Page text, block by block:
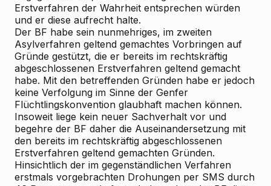
Erstverfahren der Wahrheit entsprechen würden
und er diese aufrecht halte.
Der BF habe sein nunmehriges, im zweiten
Asylverfahren geltend gemachtes Vorbringen auf
Gründe gestützt, die er bereits im rechtskräftig
abgeschlossenen Erstverfahren geltend gemacht
habe. Mit den betreffenden Gründen habe er jedoch
keine Verfolgung im Sinne der Genfer
Flüchtlingskonvention glaubhaft machen können.
Insoweit liege kein neuer Sachverhalt vor und
begehre der BF daher die Auseinandersetzung mit
den bereits im rechtskräftig abgeschlossenen
Erstverfahren geltend gemachten Gründen.
Hinsichtlich der im gegenständlichen Verfahren
erstmals vorgebrachten Drohungen per SMS durch